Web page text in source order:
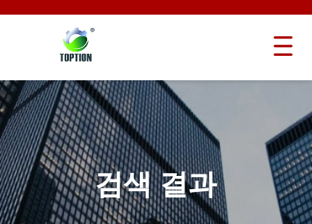
검색 결과